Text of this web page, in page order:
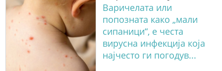
Варичелата или
попозната како „мали
сипаници“, е честа
вирусна инфекција која
најчесто ги погодув...